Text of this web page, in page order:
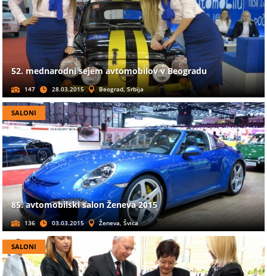
52. mednarodni sejem avtomobilov v Beogradu
147 28.03.2015 Beograd, Srbija
SALONI
85. avtomobilski salon Ženeva 2015
136 03.03.2015 Ženeva, Švica
SALONI